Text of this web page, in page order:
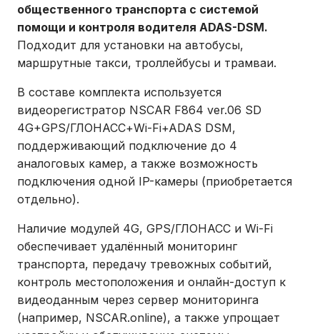
общественного транспорта с системой
помощи и контроля водителя ADAS-DSM.
Подходит для установки на автобусы,
маршрутные такси, троллейбусы и трамваи.
В составе комплекта используется
видеорегистратор NSCAR F864 ver.06 SD
4G+GPS/ГЛОНАСС+Wi-Fi+ADAS DSM,
поддерживающий подключение до 4
аналоговых камер, а также возможность
подключения одной IP-камеры (приобретается
отдельно).
Наличие модулей 4G, GPS/ГЛОНАСС и Wi-Fi
обеспечивает удалённый мониторинг
транспорта, передачу тревожных событий,
контроль местоположения и онлайн-доступ к
видеоданным через сервер мониторинга
(например, NSCAR.online), а также упрощает